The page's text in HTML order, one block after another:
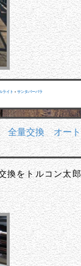
ライト • サンタバーバラ
全量交換 オー
交換をトルコン